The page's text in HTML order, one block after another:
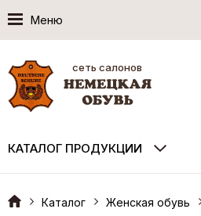
Меню
сеть салонов
КАТАЛОГ ПРОДУКЦИИ
Каталог Женская обувь